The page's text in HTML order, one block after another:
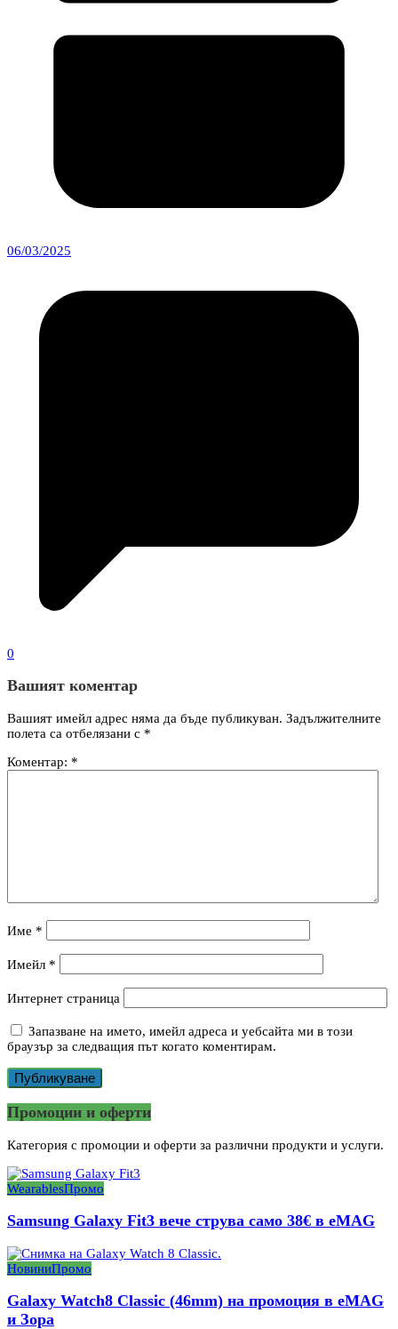
06/03/2025
0
Вашият коментар
Вашият имейл адрес няма да бъде публикуван. Задължителните
полета са отбелязани с *
Коментар: *
Име *
Имейл *
Интернет страница
Запазване на името, имейл адреса и уебсайта ми в този
браузър за следващия път когато коментирам.
Промоции и оферти
Категория с промоции и оферти за различни продукти и услуги.
WearablesПромо
Samsung Galaxy Fit3 вече струва само 38€ в eMAG
НовиниПромо
Galaxy Watch8 Classic (46mm) на промоция в eMAG
и Зора